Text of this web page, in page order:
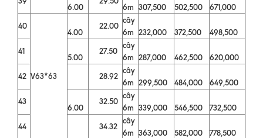
6.00
6m 307,500 502,500
671,000
40
V63*63
4.00
22.00
cây
6m 232,000 372,500
498,500
41
5.00
27.50
cây
6m 287,000 462,500
620,000
42
28.92
cây
6m 299,500 484,000
649,500
43
6.00
32.50
cây
6m 339,000 546,500
732,500
44
34.32
cây
6m 363,000 582,000
778,500